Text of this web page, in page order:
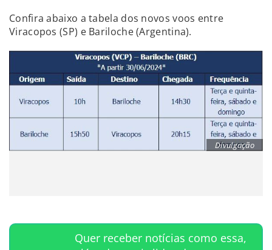
Confira abaixo a tabela dos novos voos entre
Viracopos (SP) e Bariloche (Argentina).
Divulgação
Quer receber notícias como essa,